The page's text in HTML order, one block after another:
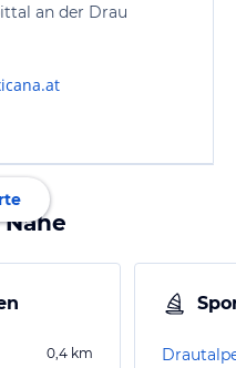
an der Drau
0,4 km